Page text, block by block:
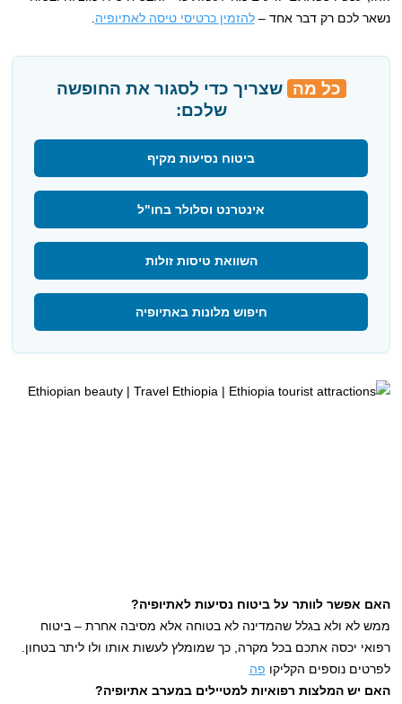
נשאר לכם רק דבר אחד –להזמין כרטיסי טיסה לאתיופיה.
כל מה שצריך כדי לסגור את החופשה
שלכם:
ביטוח נסיעות מקיף
אינטרנט וסלולר בחו"ל
השוואת טיסות זולות
חיפוש מלונות באתיופיה
האם אפשר לוותר על ביטוח נסיעות לאתיופיה?
ממש לא ולא בגלל שהמדינה לא בטוחה אלא מסיבה אחרת – ביטוח
רפואי יכסה אתכם בכל מקרה, כך שמומלץ לעשות אותו ולו ליתר בטחון.
לפרטים נוספים הקליקו פה
האם יש המלצות רפואיות למטיילים במערב אתיופיה?